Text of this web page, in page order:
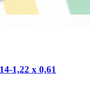
1,22 x 0,61